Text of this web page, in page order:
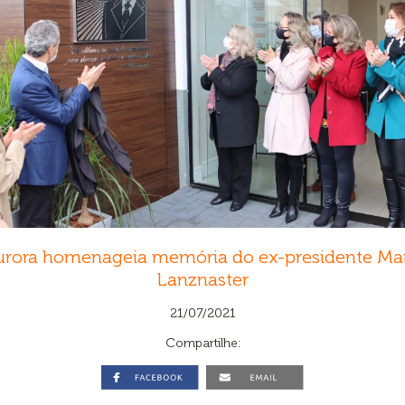
homenageia memória do ex-presidente
Lanznaster
21/07/2021
Compartilhe: